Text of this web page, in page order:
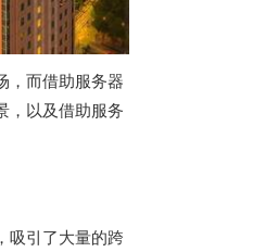
，而借助服务器
，以及借助服务
吸引了大量的跨